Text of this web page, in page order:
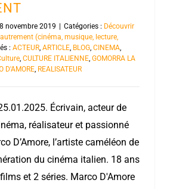
novembre 2019 Catégories : Découvrir
(cinéma, musique, lecture,
: ACTEUR, ARTICLE, BLOG, CINEMA,
, CULTURE ITALIENNE, GOMORRA LA
D'AMORE, REALISATEUR
Écrivain, acteur de
réalisateur et passionné
D’Amore, l’artiste caméléon de
du cinéma italien. 18 ans
et 2 séries. Marco D'Amore